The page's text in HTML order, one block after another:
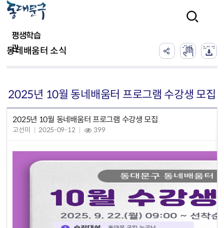
평생학습
관
동네배움터 소식
2025년 10월 동네배움터 프로그램 수강생 모집
2025년 10월 동네배움터 프로그램 수강생 모집
고선미 2025-09-12 399